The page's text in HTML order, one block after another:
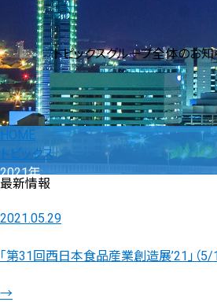
トピックスグループ全体のお知
HOME
トピックス
2021年
最新情報
2021.05.29
「第31回西日本食品産業創造展’21」（
→